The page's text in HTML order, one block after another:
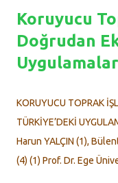
Yurtdışı ve yurtiçinden
konuşmasını Tarım
yaptı. "Ekolojik kriz,
eden Tarım Ekonomisi
Topuzluoğlu
tamamen gönüllülük
emeğin ürünü ...
Koruyucu
Doğrudan
KORUYUCU TOPRAK
TÜRKİYE’DEKİ
Harun YALÇIN (1),
(4) (1) Prof. Dr. Ege